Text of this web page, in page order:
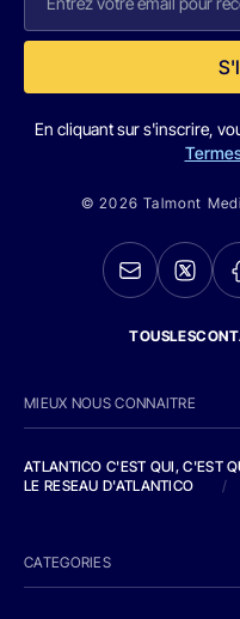
En cliquant sur s'inscrire,
© 2026 Talmont
MIEUX NOUS CONNAITRE
ATLANTICO C'EST QUI, C'EST
LE RESEAU D'ATLANTICO
/
CATEGORIES